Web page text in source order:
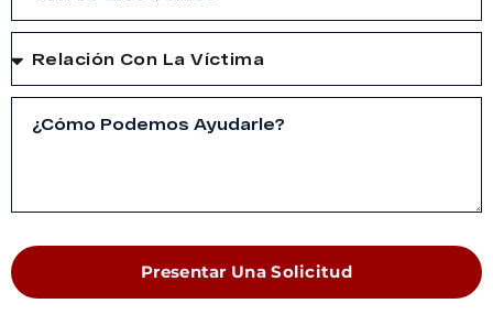
Presentar Una Solicitud